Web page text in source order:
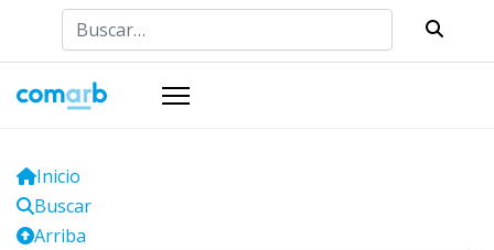
Buscar
Inicio
Buscar
Arriba